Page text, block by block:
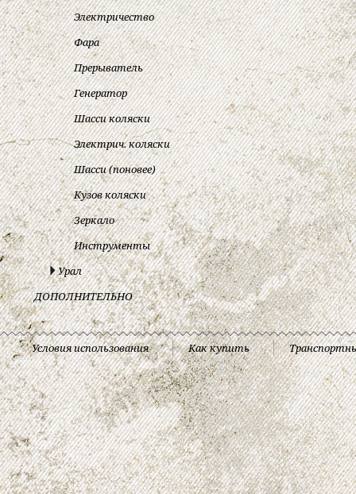
Электричество
Фара
Прерыватель
Генератор
Шасси коляски
Электрич. коляски
Шасси (поновее)
Кузов коляски
Зеркало
Инструменты
Урал
ДОПОЛНИТЕЛЬНО
Условия использования Как купить